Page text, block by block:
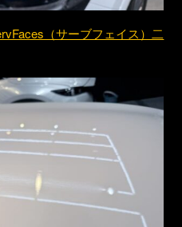
（サーブフェイス）二